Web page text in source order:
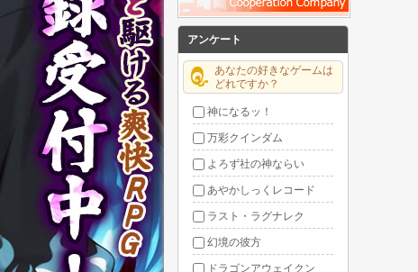
アンケート
あなたの好きなゲームは
どれですか？
神になるッ！
万彩クインダム
よろず社の神ならい
あやかしっくレコード
ラスト・ラグナレク
幻境の彼方
ドラゴンアウェイクン